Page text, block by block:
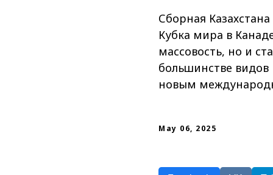
Сборная
Кубка мира в
массовость, но и
большинстве
новым
May 06, 2025